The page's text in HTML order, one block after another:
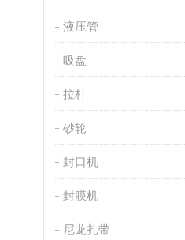
液压管
吸盘
拉杆
砂轮
封口机
封膜机
尼龙扎带